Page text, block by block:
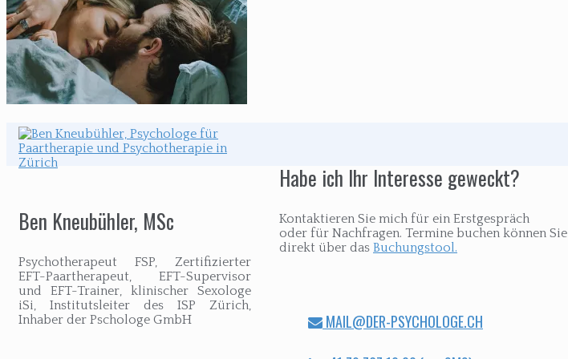
Ben Kneubühler, MSc
Psychotherapeut FSP, Zertifizierter
EFT-Paartherapeut, EFT-Supervisor
und EFT-Trainer, klinischer Sexologe
iSi, Institutsleiter des ISP Zürich,
Inhaber der Pschologe GmbH
Habe ich Ihr Interesse geweckt?
Kontaktieren Sie mich für ein Erstgespräch
oder für Nachfragen. Termine buchen können Sie
direkt über das Buchungstool.
MAIL@DER-PSYCHOLOGE.CH